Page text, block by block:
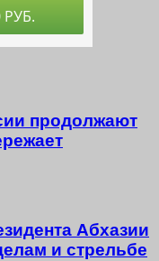
продолжают
Абхазии
и стрельбе